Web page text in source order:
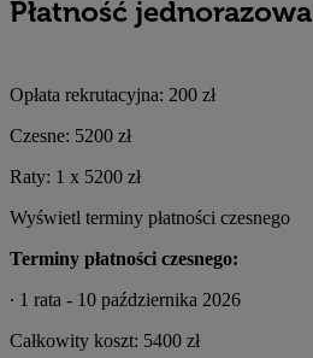
Płatność jednorazowa
Opłata rekrutacyjna: 200 zł
Czesne: 5200 zł
Raty: 1 x 5200 zł
Wyświetl terminy płatności czesnego
Terminy płatności czesnego:
∙ 1 rata - 10 października 2026
Całkowity koszt: 5400 zł